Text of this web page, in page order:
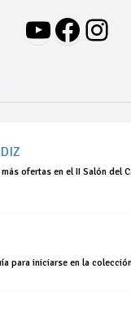
YouTube
ofertas en el II Salón del
para iniciarse en la